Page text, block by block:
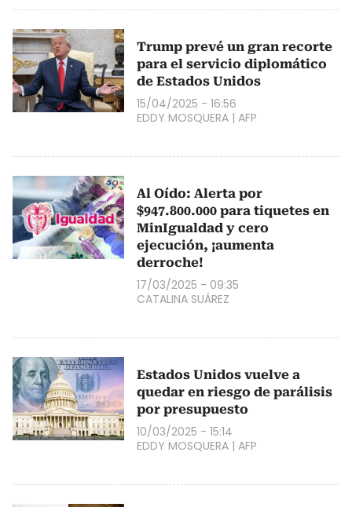
Trump prevé un gran recorte
para el servicio diplomático
de Estados Unidos
15/04/2025 - 16:56
EDDY MOSQUERA | AFP
Al Oído: Alerta por
$947.800.000 para tiquetes en
MinIgualdad y cero
ejecución, ¡aumenta
derroche!
17/03/2025 - 09:35
CATALINA SUÁREZ
Estados Unidos vuelve a
quedar en riesgo de parálisis
por presupuesto
10/03/2025 - 15:14
EDDY MOSQUERA | AFP